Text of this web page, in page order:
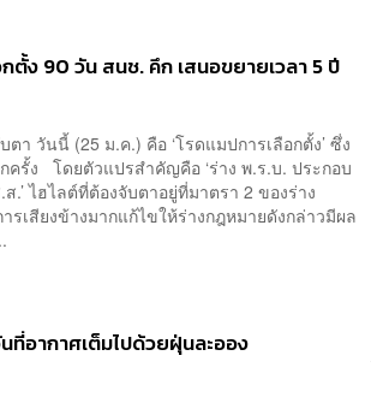
ตั้ง 90 วัน สนช. คึก เสนอขยายเวลา 5 ปี
า วันนี้ (25 ม.ค.) คือ ‘โรดแมปการเลือกตั้ง’ ซึ่ง
ครั้ง โดยตัวแปรสำคัญคือ ‘ร่าง พ.ร.บ. ประกอบ
.’ ไฮไลต์ที่ต้องจับตาอยู่ที่มาตรา 2 ของร่าง
เสียงข้างมากแก้ไขให้ร่างกฎหมายดังกล่าวมีผล
ที่อากาศเต็มไปด้วยฝุ่นละออง